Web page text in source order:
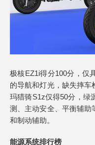
极核EZ1i得分100分，仅
的导航和灯光，缺失摔车
玛猎骑S1z仅得50分，绿
测、主动安全、平衡辅助
和制动辅助。
能源系统排行榜